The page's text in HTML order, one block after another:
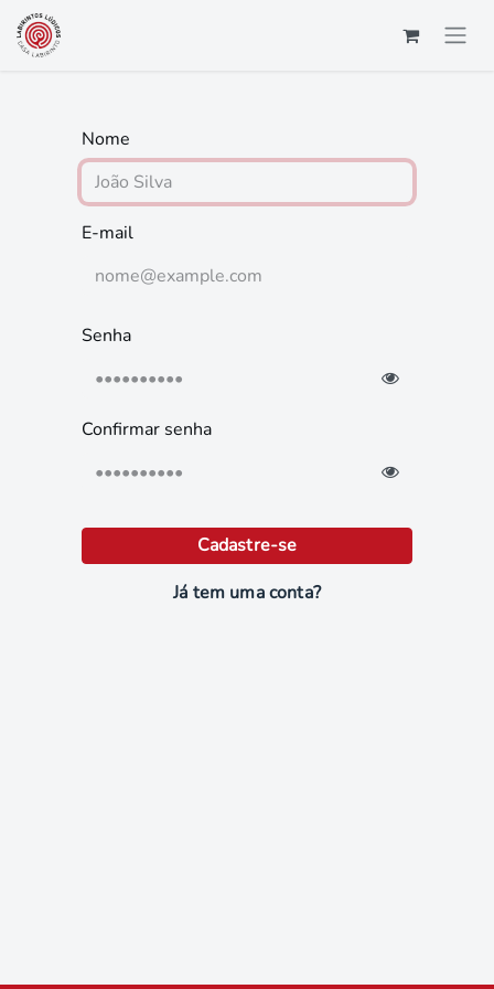
Pular para o conteúdo
Nome
E-mail
Senha
Confirmar senha
Cadastre-se
Já tem uma conta?